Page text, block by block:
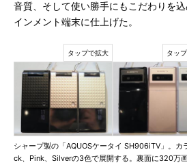
音質、そして使い勝手にもこだわりを
インメント端末に仕上げた。
シャープ製の「AQUOSケータイ SH906iTV」。カ
ck、Pink、Silverの3色で展開する。裏面に320万